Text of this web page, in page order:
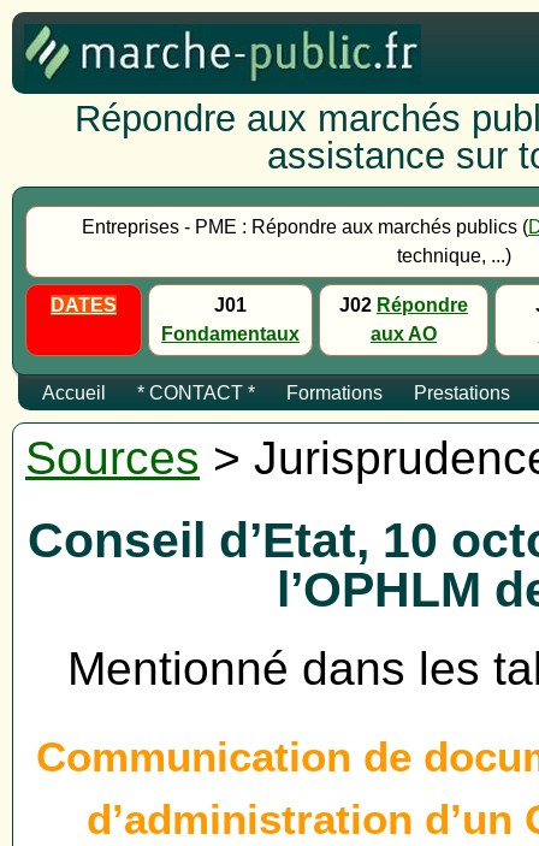
Répondre aux marchés
assistance sur
Entreprises - PME : Répondre aux marchés publics (
technique, ...)
DATES
J01
Fondamentaux
J02 Répondre
aux AO
Accueil * CONTACT * Formations Prestations
Sources >
Conseil d’Etat, 10
l’OPHLM
Mentionné dans les
Communication de
d’administration d’un